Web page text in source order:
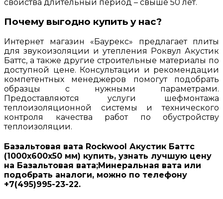
свойства длительный период – свыше 50 лет.
Почему выгодно купить у нас?
Интернет магазин «Баурекс» предлагает плиты
для звукоизоляции и утепления Роквул Акустик
Баттс, а также другие строительные материалы по
доступной цене. Консультации и рекомендации
компетентных менеджеров помогут подобрать
образцы с нужными параметрами.
Предоставляются услуги шефмонтажа
теплоизоляционной системы и технического
контроля качества работ по обустройству
теплоизоляции.
Базальтовая вата Rockwool Акустик Баттс
(1000х600х50 мм) купить, узнать лучшую цену
на Базальтовая вата;Минеральная вата или
подобрать аналоги, можно по телефону
+7(495)995-23-22.